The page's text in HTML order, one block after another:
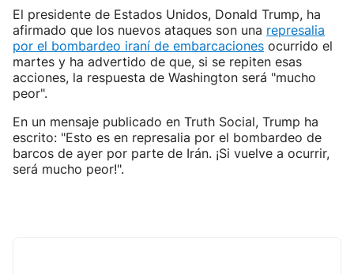
El presidente de Estados Unidos, Donald Trump, ha
afirmado que los nuevos ataques son una represalia
por el bombardeo iraní de embarcaciones ocurrido el
martes y ha advertido de que, si se repiten esas
acciones, la respuesta de Washington será "mucho
peor".
En un mensaje publicado en Truth Social, Trump ha
escrito: "Esto es en represalia por el bombardeo de
barcos de ayer por parte de Irán. ¡Si vuelve a ocurrir,
será mucho peor!".